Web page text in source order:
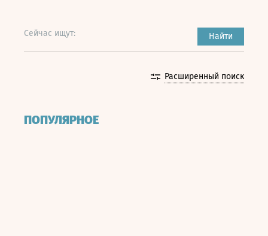
Сейчас ищут: Найти
Расширенный поиск
ПОПУЛЯРНОЕ